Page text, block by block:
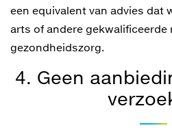
een equivalent van advies dat
arts of andere gekwalificeerde
gezondheidszorg.
4. Geen